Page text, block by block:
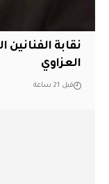
نقابة الفنانين
العزاوي
قبل 21 ساعة